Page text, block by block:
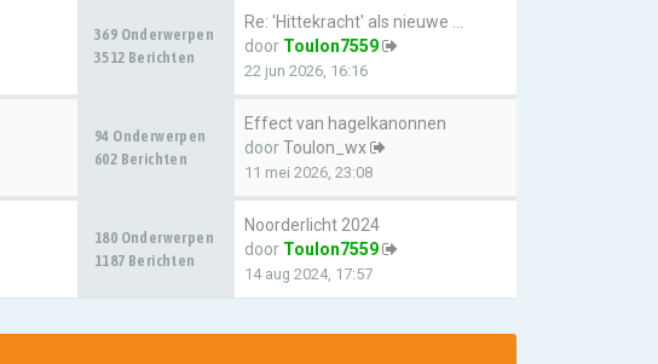
369 Onderwerpen
3512 Berichten
Re: 'Hittekracht' als nieuwe …
door Toulon7559
22 jun 2026, 16:16
94 Onderwerpen
602 Berichten
Effect van hagelkanonnen
doorToulon_wx
11 mei 2026, 23:08
180 Onderwerpen
1187 Berichten
Noorderlicht 2024
door Toulon7559
14 aug 2024, 17:57